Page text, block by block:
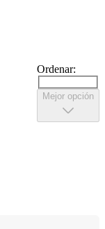
Ordenar:
Mejor opción